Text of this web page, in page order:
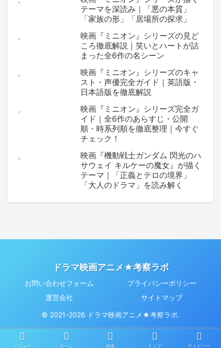
テーマを深読み｜「悪の本質」
「家族の形」「居場所の探求」
映画『ミニオン』シリーズの見ど
ころ徹底解説｜笑いとハートが詰
まった全6作の名シーン
映画『ミニオン』シリーズのキャ
スト・声優完全ガイド｜英語版・
日本語版を徹底解説
映画『ミニオン』シリーズ完全ガ
イド｜全6作のあらすじ・公開
順・時系列順を徹底整理｜今すぐ
チェック！
映画『機動戦士ガンダム 閃光のハ
サウェイ キルケーの魔女』が描く
テーマ｜「正義とテロの境界」
「大人のドラマ」を読み解く
ドラマ映画アニメ★考察ラボ
お問い合わせフォーム
プライバシーポリシー
運営会社
サイトマップ
© 2021-2026 ドラマ映画アニメ★考察ラボ.
メニュー ホーム 検索 トップ サイドバー